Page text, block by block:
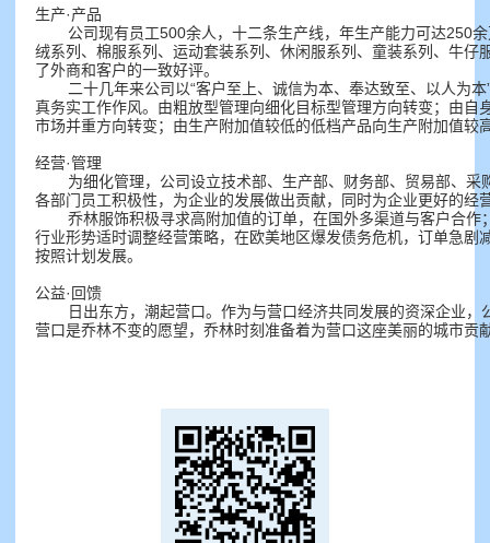
生产·产品
公司现有员工500余人，十二条生产线，年生产能力可达250
绒系列、棉服系列、运动套装系列、休闲服系列、童装系列、牛
了外商和客户的一致好评。
二十几年来公司以“客户至上、诚信为本、奉达致至、以人为
真务实工作作风。由粗放型管理向细化目标型管理方向转变；由
市场并重方向转变；由生产附加值较低的低档产品向生产附加值较
经营·管理
为细化管理，公司设立技术部、生产部、财务部、贸易部、
各部门员工积极性，为企业的发展做出贡献，同时为企业更好的经
乔林服饰积极寻求高附加值的订单，在国外多渠道与客户合
行业形势适时调整经营策略，在欧美地区爆发债务危机，订单急
按照计划发展。
公益·回馈
日出东方，潮起营口。作为与营口经济共同发展的资深企业
营口是乔林不变的愿望，乔林时刻准备着为营口这座美丽的城市贡